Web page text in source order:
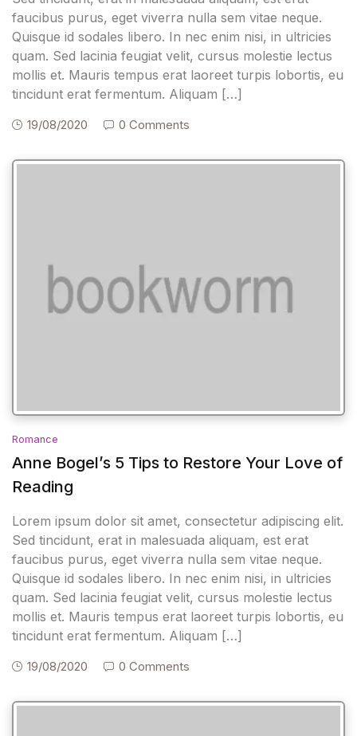
faucibus purus, eget viverra nulla sem vitae neque.
Quisque id sodales libero. In nec enim nisi, in ultricies
quam. Sed lacinia feugiat velit, cursus molestie lectus
mollis et. Mauris tempus erat laoreet turpis lobortis, eu
tincidunt erat fermentum. Aliquam […]
19/08/2020 0 Comments
Romance
Anne Bogel’s 5 Tips to Restore Your Love of
Reading
Lorem ipsum dolor sit amet, consectetur adipiscing elit.
Sed tincidunt, erat in malesuada aliquam, est erat
faucibus purus, eget viverra nulla sem vitae neque.
Quisque id sodales libero. In nec enim nisi, in ultricies
quam. Sed lacinia feugiat velit, cursus molestie lectus
mollis et. Mauris tempus erat laoreet turpis lobortis, eu
tincidunt erat fermentum. Aliquam […]
19/08/2020 0 Comments